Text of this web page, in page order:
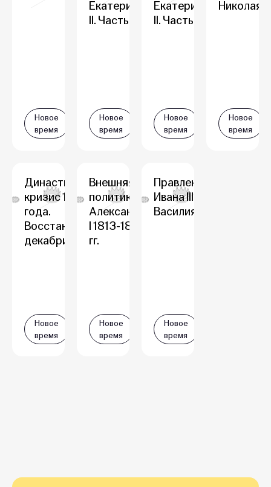
Новое
время
Екатерины
II. Часть 2
Новое
время
Екатерины
II. Часть 1
Новое
время
Николая I
Новое
время
Династический
кризис 1825
года.
Восстание
декабристов
Новое
время
Внешняя
политика
Александра
I 1813-1825
гг.
Новое
время
Правление
Ивана III и
Василия III
Новое
время